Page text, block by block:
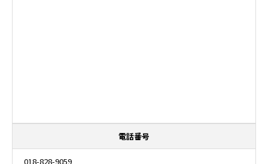
電話番号
018-828-9059